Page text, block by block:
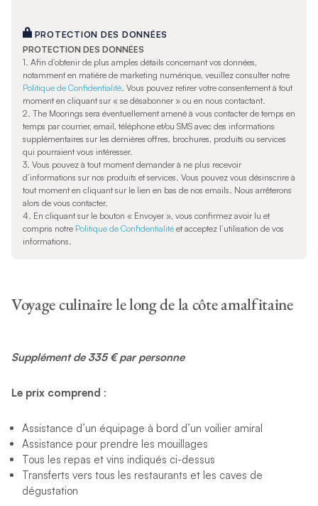
PROTECTION DES DONNÉES
PROTECTION DES DONNÉES
1. Afin d’obtenir de plus amples détails concernant vos données,
notamment en matière de marketing numérique, veuillez consulter notre
Politique de Confidentialité. Vous pouvez retirer votre consentement à tout
moment en cliquant sur « se désabonner » ou en nous contactant.
2. The Moorings sera éventuellement amené à vous contacter de temps en
temps par courrier, email, téléphone et/ou SMS avec des informations
supplémentaires sur les dernières offres, brochures, produits ou services
qui pourraient vous intéresser.
3. Vous pouvez à tout moment demander à ne plus recevoir
d’informations sur nos produits et services. Vous pouvez vous désinscrire à
tout moment en cliquant sur le lien en bas de nos emails. Nous arrêterons
alors de vous contacter.
4. En cliquant sur le bouton « Envoyer », vous confirmez avoir lu et
compris notre Politique de Confidentialitéet acceptez l’utilisation de vos
informations.
Voyage culinaire le long de la côte amalfitaine
Supplément de 335 € par personne
Le prix comprend :
Assistance d’un équipage à bord d’un voilier amiral
Assistance pour prendre les mouillages
Tous les repas et vins indiqués ci-dessus
Transferts vers tous les restaurants et les caves de
dégustation